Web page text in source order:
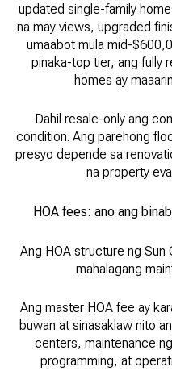
updated single-family
na may views, upgraded
umaabot mula mid-
pinaka-top tier, ang fully
homes ay
Dahil resale-only ang
condition. Ang parehong
presyo depende sa
na property
HOA fees: ano ang
Ang HOA structure ng Sun
mahalagang
Ang master HOA fee ay
buwan at sinasaklaw nito
centers, maintenance
programming, at